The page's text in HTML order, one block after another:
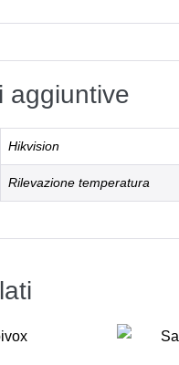
aggiuntive
Hikvision
Rilevazione temperatura